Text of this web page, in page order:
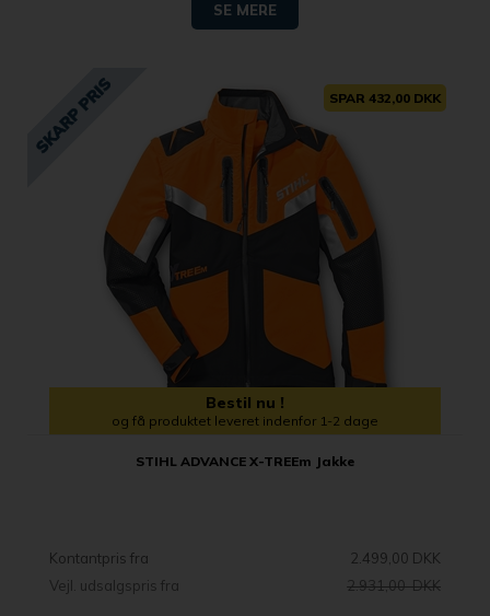
SE MERE
SPAR 432,00 DKK
Bestil nu !
og få produktet leveret indenfor 1-2 dage
STIHL ADVANCE X-TREEm Jakke
Kontantpris fra
2.499,00 DKK
Vejl. udsalgspris fra
2.931,00 DKK